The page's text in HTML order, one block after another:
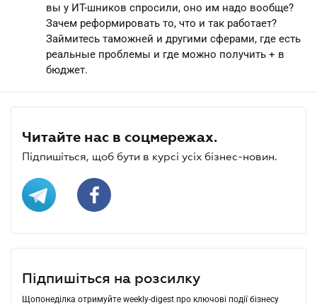
вы у ИТ-шников спросили, оно им надо вообще?
Зачем реформировать то, что и так работает?
Займитесь таможней и другими сферами, где есть
реальные проблемы и где можно получить + в
бюджет.
Читайте нас в соцмережах.
Підпишіться, щоб бути в курсі усіх бізнес-новин.
Підпишіться на розсилку
Щопонеділка отримуйте weekly-digest про ключові події бізнесу